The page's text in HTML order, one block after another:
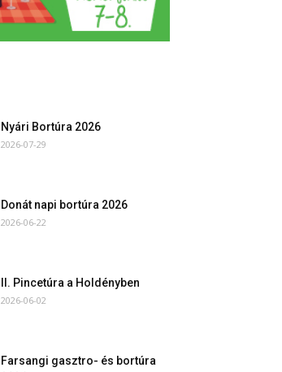
Nyári Bortúra 2026
2026-07-29
Donát napi bortúra 2026
2026-06-22
II. Pincetúra a Holdényben
2026-06-02
Farsangi gasztro- és bortúra